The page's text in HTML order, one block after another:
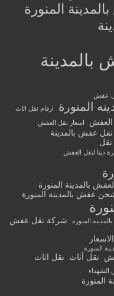
المنورة
عفش
المنورة ارقام نقل اثاث
اسعار نقل العفش
عفش بالمدينة
نقل
دينا لنقل العفش
بالمدينة المنورة
عفش بالمدينة المنورة
المنورة شركة نقل عفش
المنورة
نقل أثاث نقل اثاث
المنورة